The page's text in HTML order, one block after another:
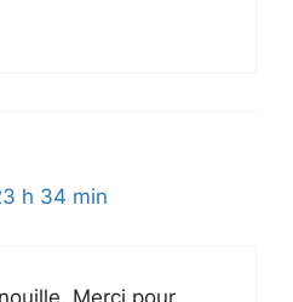
h 34 min